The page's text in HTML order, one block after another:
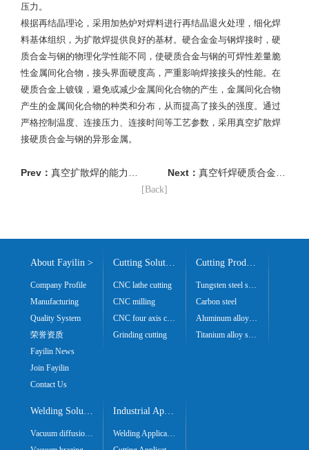
压力。
根据再结晶理论，采用加热炉对焊料进行再结晶退火处理，细化焊
料基体组织，为扩散焊提供良好的基材。硬合金金与钢焊接时，硬
质合金与钢的物理化学性能不同，使硬质合金与钢的可焊性差量脆
性金属间化合物，接头界面硬度高，严重影响焊接接头的性能。在
硬质合金上镀镍，避免或减少金属间化合物的产生，金属间化合物
产生的金属间化合物的种类和分布，从而提高了接头的强度。通过
严格控制温度、连接压力、连接时间等工艺参数，采用真空扩散焊
接硬质合金与钢的异形金属。
Prev：真空扩散焊的能力以及好处 Next：真空钎焊硬质合金/钢工具
[Back]
About Fayilin >
Company Profile
Manufacturing
Quality System
荣誉资质
Fayilin News
Join Fayilin
Contact Us
Cutting Solutions >
CNC lathe cutting
CNC milling
CNC four axis cutting
Grinding cutting
Tungsten steel series
Carbon steel
Aluminum alloy series
Titanium alloy series
Welding Solutions >
Vacuum diffusion welding
Industrial Application >
Welding Application